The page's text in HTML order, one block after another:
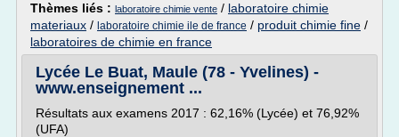
Thèmes liés : laboratoire chimie vente / laboratoire chimie
materiaux / laboratoire chimie ile de france / produit chimie fine /
laboratoires de chimie en france
Lycée Le Buat, Maule (78 - Yvelines) -
www.enseignement ...
Résultats aux examens 2017 : 62,16% (Lycée) et 76,92%
(UFA)